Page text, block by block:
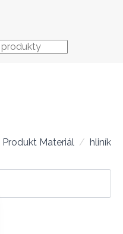
Produkt Materiál hliník